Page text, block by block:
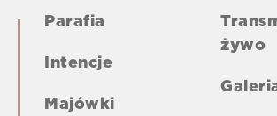
Parafia
Intencje
Majówki
żywo